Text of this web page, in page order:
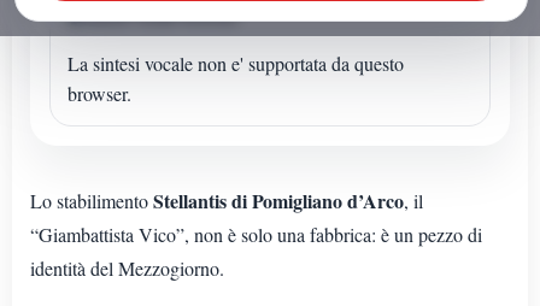
Sintesi vocale browser
La sintesi vocale non e' supportata da questo
browser.
Lo stabilimentoStellantis di Pomigliano d’Arco, il
“Giambattista Vico”, non è solo una fabbrica: è un pezzo di
identità del Mezzogiorno.